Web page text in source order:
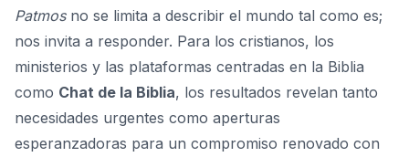
Patmosno se limita a describir el mundo tal como es;
nos invita a responder. Para los cristianos, los
ministerios y las plataformas centradas en la Biblia
como Chat de la Biblia, los resultados revelan tanto
necesidades urgentes como aperturas
esperanzadoras para un compromiso renovado con